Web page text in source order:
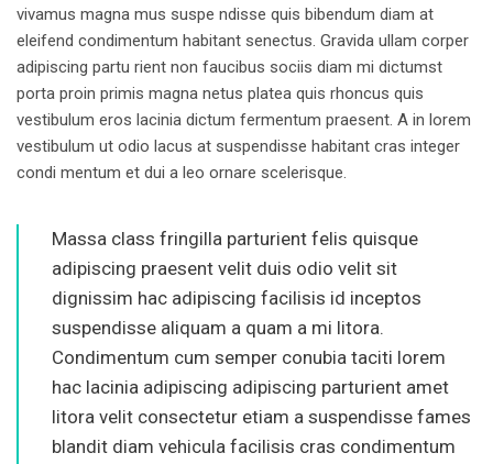
vivamus magna mus suspe ndisse quis bibendum diam at
eleifend condimentum habitant senectus. Gravida ullam corper
adipiscing partu rient non faucibus sociis diam mi dictumst
porta proin primis magna netus platea quis rhoncus quis
vestibulum eros lacinia dictum fermentum praesent. A in lorem
vestibulum ut odio lacus at suspendisse habitant cras integer
condi mentum et dui a leo ornare scelerisque.
Massa class fringilla parturient felis quisque
adipiscing praesent velit duis odio velit sit
dignissim hac adipiscing facilisis id inceptos
suspendisse aliquam a quam a mi litora.
Condimentum cum semper conubia taciti lorem
hac lacinia adipiscing adipiscing parturient amet
litora velit consectetur etiam a suspendisse fames
blandit diam vehicula facilisis cras condimentum